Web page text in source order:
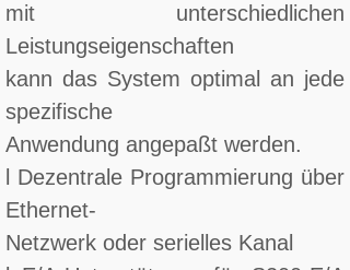
mit unterschiedlichen
Leistungseigenschaften
kann das System optimal an jede
spezifische
Anwendung angepaßt werden.
l Dezentrale Programmierung über
Ethernet-
Netzwerk oder serielles Kanal